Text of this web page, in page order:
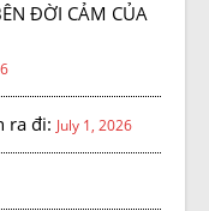
ĐỜI CẢM CỦA
ra đi: July 1, 2026